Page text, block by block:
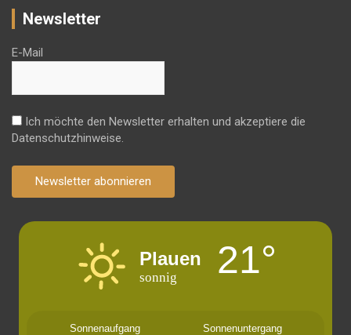
Newsletter
E-Mail
Ich möchte den Newsletter erhalten und akzeptiere die
Datenschutzhinweise.
Newsletter abonnieren
Plauen
sonnig 21°
Sonnenaufgang Sonnenuntergang